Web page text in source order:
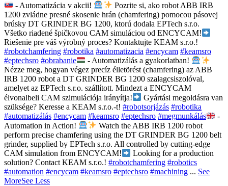
- Automatizácia v akcii!
Pozrite si, ako robot ABB IRB
1200 zvládne presné skosenie hrán (chamfering) pomocou pásovej
brúsky DT GRINDER BG 1200, ktorú dodala EPTech s.r.o.
Všetko riadené špičkovou CAM simuláciou od ENCYCAM!
Riešenie pre váš výrobný proces? Kontaktujte KEAM s.r.o.!
#robotchamfering #robotika #automatizacia #encycam #keamsro
#eptechsro #obrabanie
- Automatizálás a gyakorlatban!
Nézze meg, hogyan végez precíz élletörést (chamfering) az ABB
IRB 1200 robot a DT GRINDER BG 1200 szalagcsiszolóval,
amelyet az EPTech s.r.o. szállított. Mindezt a ENCYCAM
élvonalbeli CAM szimulációja irányítja!
Gyártási megoldásra van
szüksége? Keresse a KEAM s.r.o.-t! #robotsorjázás #robotika
#automatizálás #encycam #keamsro #eptechsro #megmunkálás
-
Automation in Action!
Watch the ABB IRB 1200 robot
perform precise chamfering using the DT GRINDER BG 1200 belt
grinder, supplied by EPTech s.r.o. All controlled by cutting-edge
CAM simulation from ENCYCAM!
Looking for a production
solution? Contact KEAM s.r.o.! #robotchamfering #robotics
#automation #encycam #keamsro #eptechsro #machining ... See
MoreSee Less